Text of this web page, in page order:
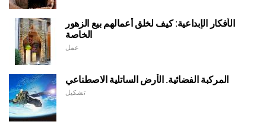
الأفكار الإبداعية: كيف لخلق أعمالهم بيع الزهور
الخاصة
عمل
المركبة الفضائية. الأرض الساتلية الاصطناعي
تشكيل